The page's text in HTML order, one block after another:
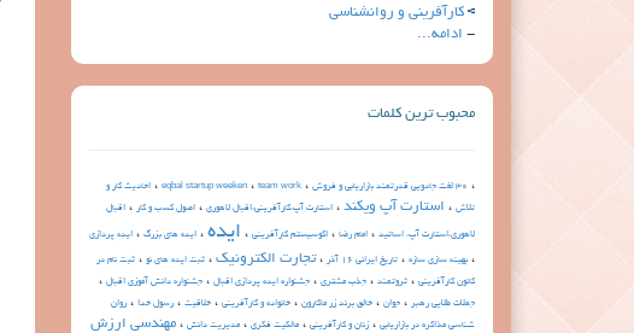
کارآفرینی و روانشناسی
- ادامه...
محبوب ترین کلمات
، 30 لغت جادویی قدرتمند بازاریابی و فروش ، eqbal startup weeken ، team work ، احادیث کار و
تلاش ، استارت آپ ویکند ، استارت آپ،کارآفرینی،اقبال لاهوری ، اصول کسب و کار ، اقبال
لاهوری،استارت آپ، اساتید ، امام رضا ، اکوسیستم کارآفرینی ، ایده ، ایده های بزرگ ، ایده پردازی
، بهینه سازی سازه ، تاریخ ایرانی 16 آذر ،تجارت الکترونیک ، ثبت ایده های نو ، ثبت نام در
کانون کارآفرینی ، ثروتمند ، جذب مشتری ، جشنواره ایده پردازی اقبال ، جشنواره دانش آموزی اقبال ،
جملات طلایی رهبر ، جوان ، خالق برند زر ماکارون ، خانواده و کارآفرینی ، خلاقیت ، رسول خدا ، روان
شناسی مذاکره در بازاریابی ، زنان و کارآفرینی ، مالکیت فکری ، مدیریت دانش ، مهندسی ارزش